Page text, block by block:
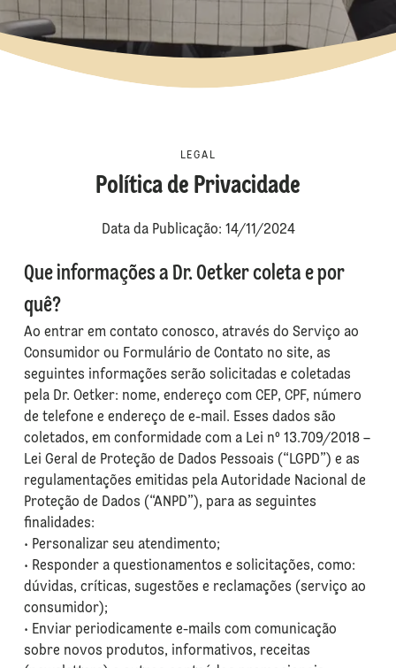
LEGAL
Política de Privacidade
Data da Publicação: 14/11/2024
Que informações a Dr. Oetker coleta e por
quê?
Ao entrar em contato conosco, através do Serviço ao
Consumidor ou Formulário de Contato no site, as
seguintes informações serão solicitadas e coletadas
pela Dr. Oetker: nome, endereço com CEP, CPF, número
de telefone e endereço de e-mail. Esses dados são
coletados, em conformidade com a Lei nº 13.709/2018 –
Lei Geral de Proteção de Dados Pessoais (“LGPD”) e as
regulamentações emitidas pela Autoridade Nacional de
Proteção de Dados (“ANPD”), para as seguintes
finalidades:
• Personalizar seu atendimento;
• Responder a questionamentos e solicitações, como:
dúvidas, críticas, sugestões e reclamações (serviço ao
consumidor);
• Enviar periodicamente e-mails com comunicação
sobre novos produtos, informativos, receitas